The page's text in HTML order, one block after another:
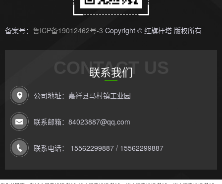
备案号： 鲁ICP备19012462号-3 Copyright © 红旗杆塔 版权所有
CONTACT US
联系我们
公司地址：嘉祥县马村镇工业园
联系邮箱：84023887@qq.com
联系电话： 15562299887 / 15562299887